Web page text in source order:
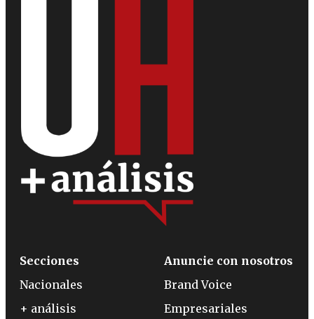
Secciones
Nacionales
+ análisis
Anuncie con nosotros
Brand Voice
Empresariales